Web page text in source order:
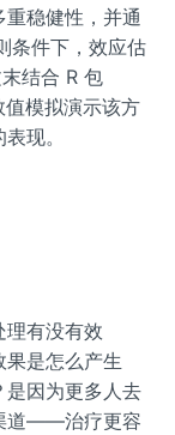
稳健性，并通
条件下，效应估
结合 R 包
值模拟演示该方
现。
理有没有效
是怎么产生
是因为更多人去
道——治疗更容